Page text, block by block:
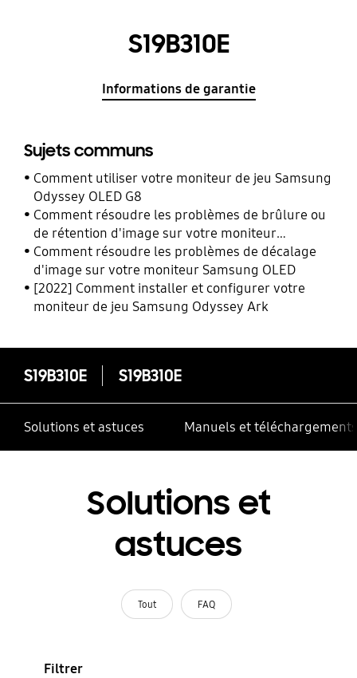
S19B310E
Informations de garantie
Sujets communs
Comment utiliser votre moniteur de jeu Samsung
Odyssey OLED G8
Comment résoudre les problèmes de brûlure ou
de rétention d'image sur votre moniteur
Samsung OLED
Comment résoudre les problèmes de décalage
d'image sur votre moniteur Samsung OLED
[2022] Comment installer et configurer votre
moniteur de jeu Samsung Odyssey Ark
S19B310E S19B310E
Solutions et astuces Manuels et téléchargements
Solutions et
astuces
Tout FAQ
Filtrer